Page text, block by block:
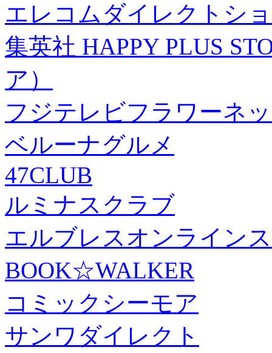
エレコムダイレクトシ
集英社 HAPPY PLUS
ア）
フジテレビフラワーネ
ベルーナグルメ
47CLUB
ルミナスクラブ
エルブレスオンライン
BOOK☆WALKER
コミックシーモア
サンワダイレクト